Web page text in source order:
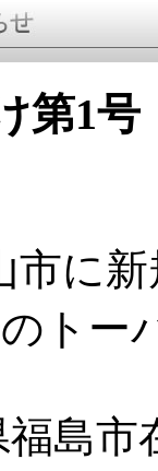
第1号
市に
トー
島